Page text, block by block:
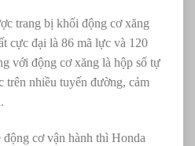
trang bị khối động cơ xăng
cực đại là 86 mã lực và 120
với động cơ xăng là hộp số tự
trên nhiều tuyến đường, cảm
cơ vận hành thì Honda